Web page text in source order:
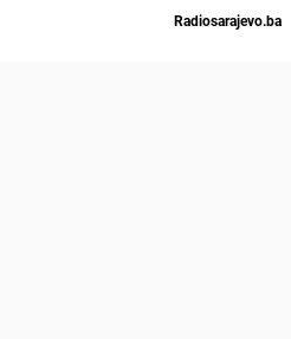
Radiosarajevo.ba